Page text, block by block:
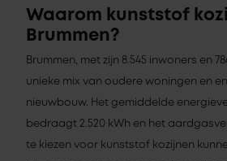
Waarom kunststof
Brummen?
Brummen, met zijn 8.545 inwoners en
unieke mix van oudere woningen en
nieuwbouw. Het gemiddelde
bedraagt 2.520 kWh en het
te kiezen voor kunststof kozijnen